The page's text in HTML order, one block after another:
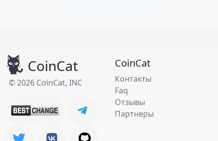
CoinCat
© 2026 CoinCat, INC
CoinCat
Контакты
Faq
Отзывы
Партнеры